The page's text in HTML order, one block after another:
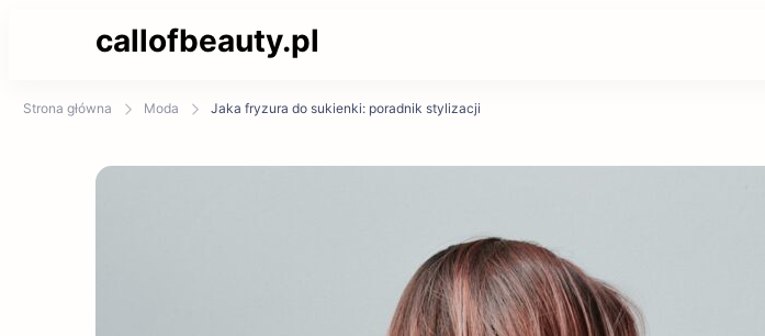
callofbeauty.pl
Strona główna Moda Jaka fryzura do sukienki: poradnik stylizacji